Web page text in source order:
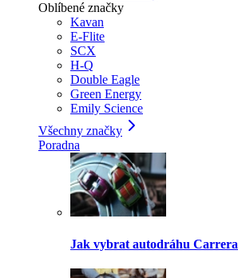
Oblíbené značky
Kavan
E-Flite
SCX
H-Q
Double Eagle
Green Energy
Emily Science
Všechny značky
Poradna
Jak vybrat autodráhu Carrera